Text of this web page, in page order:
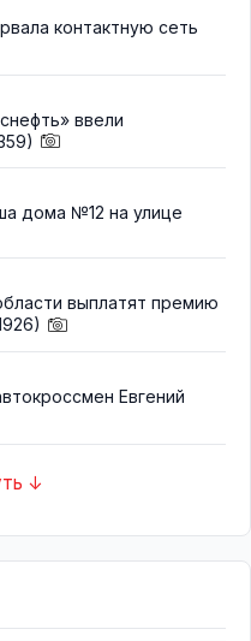
контактную сеть
ввели
дома №12 на улице
выплатят премию
Евгений
↓